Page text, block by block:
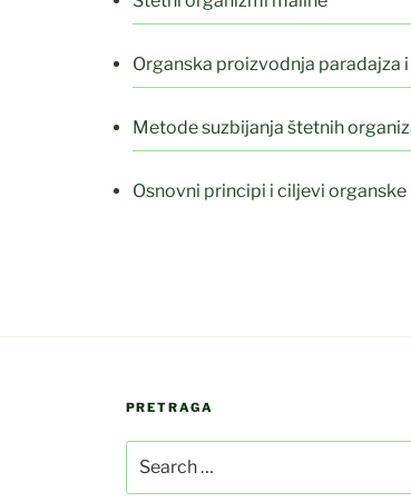
Organska proizvodnja paradajza
Metode suzbijanja štetnih
Osnovni principi i ciljevi
PRETRAGA
for: